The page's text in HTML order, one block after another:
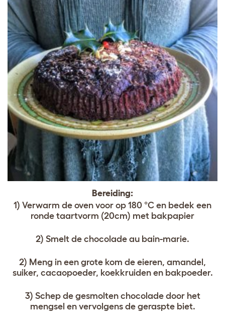
Bereiding:
1) Verwarm de oven voor op 180 °C en bedek een
ronde taartvorm (20cm) met bakpapier
2) Smelt de chocolade au bain-marie.
2) Meng in een grote kom de eieren, amandel,
suiker, cacaopoeder, koekkruiden en bakpoeder.
3) Schep de gesmolten chocolade door het
mengsel en vervolgens de geraspte biet.